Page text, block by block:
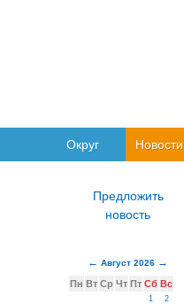
Округ Новости
Август 2026
Пн Вт Ср Чт Пт Сб Вс
1
2